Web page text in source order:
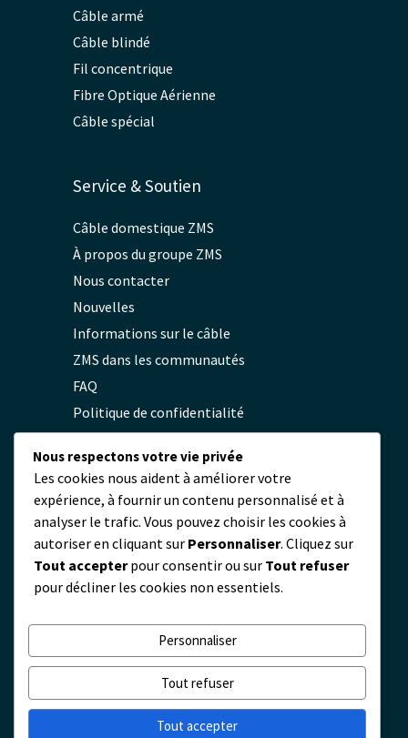
Câble armé
Câble blindé
Fil concentrique
Fibre Optique Aérienne
Câble spécial
Service & Soutien
Câble domestique ZMS
À propos du groupe ZMS
Nous contacter
Nouvelles
Informations sur le câble
ZMS dans les communautés
FAQ
Politique de confidentialité
Contact
servicio@zmscable.es
+86-371-67829333
+86 17303836349
Place de Kaixuan, Zhengzhou, Chine
Nous respectons votre vie privée
Les cookies nous aident à améliorer votre
expérience, à fournir un contenu personnalisé et à
analyser le trafic. Vous pouvez choisir les cookies à
autoriser en cliquant sur Personnaliser. Cliquez sur
Tout accepterpour consentir ou sur Tout refuser
pour décliner les cookies non essentiels.
Personnaliser
Tout refuser
Tout accepter